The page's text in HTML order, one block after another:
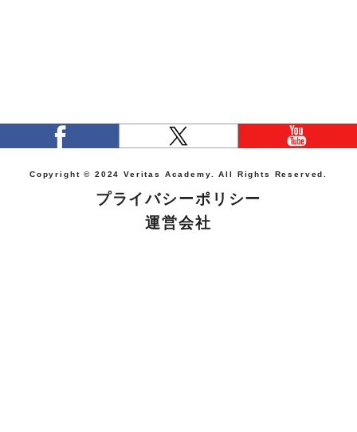
Copyright © 2024 Veritas Academy. All Rights Reserved.
プライバシーポリシー
運営会社